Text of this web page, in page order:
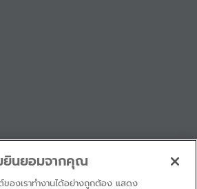
ยินยอมจากคุณ
ของเราทำงานได้อย่างถูกต้อง แสดง